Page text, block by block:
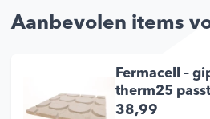
Aanbevolen items
Fermacell –
therm25
38,99